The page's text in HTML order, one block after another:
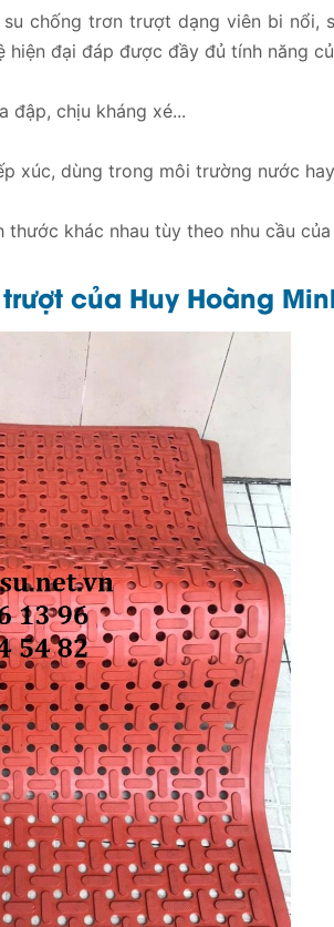
chống trơn trượt dạng viên bi nổi,
đại đáp được đầy đủ tính năng
đập, chịu kháng xé...
xúc, dùng trong môi trường nước
khác nhau tùy theo nhu cầu
của Huy Hoàng